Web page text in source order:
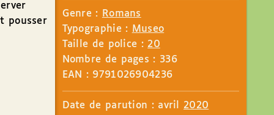
pousser
Genre : Romans
Typographie : Museo
Taille de police : 20
Nombre de pages : 336
EAN : 9791026904236
Date de parution : avril 2020